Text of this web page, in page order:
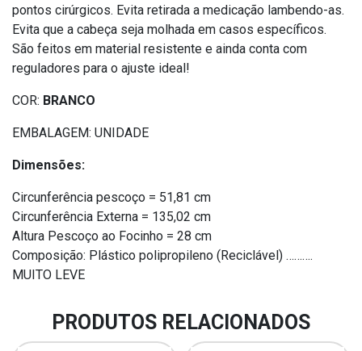
pontos cirúrgicos. Evita retirada a medicação lambendo-as.
Evita que a cabeça seja molhada em casos específicos.
São feitos em material resistente e ainda conta com
reguladores para o ajuste ideal!
COR: BRANCO
EMBALAGEM: UNIDADE
Dimensões:
Circunferência pescoço = 51,81 cm
Circunferência Externa = 135,02 cm
Altura Pescoço ao Focinho = 28 cm
Composição: Plástico polipropileno (Reciclável) ……….
MUITO LEVE
PRODUTOS RELACIONADOS